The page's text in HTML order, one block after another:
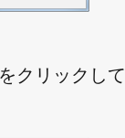
クリックして